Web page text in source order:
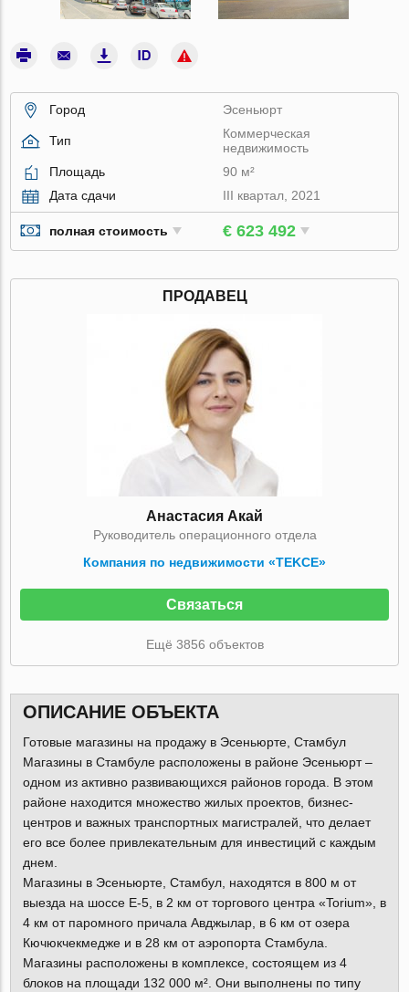
Город Эсеньюрт
Тип
Коммерческая
недвижимость
Площадь
90 м²
Дата сдачи
III квартал, 2021
полная стоимость € 623 492
ПРОДАВЕЦ
Анастасия Акай
Руководитель операционного отдела
Компания по недвижимости «TEKCE»
Связаться
Ещё 3856 объектов
ОПИСАНИЕ ОБЪЕКТА
Готовые магазины на продажу в Эсеньюрте, Стамбул
Магазины в Стамбуле расположены в районе Эсеньюрт –
одном из активно развивающихся районов города. В этом
районе находится множество жилых проектов, бизнес-
центров и важных транспортных магистралей, что делает
его все более привлекательным для инвестиций с каждым
днем.
Магазины в Эсеньюрте, Стамбул, находятся в 800 м от
выезда на шоссе Е-5, в 2 км от торгового центра «Torium», в
4 км от паромного причала Авджылар, в 6 км от озера
Кючюкчекмедже и в 28 км от аэропорта Стамбула.
Магазины расположены в комплексе, состоящем из 4
блоков на площади 132 000 м². Они выполнены по типу